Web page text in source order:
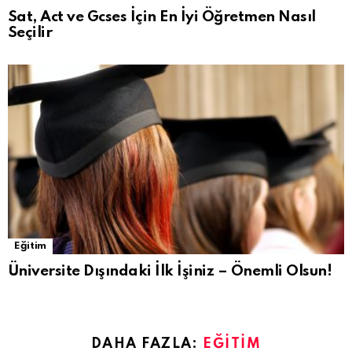
Sat, Act ve Gcses İçin En İyi Öğretmen Nasıl
Seçilir
Eğitim
Üniversite Dışındaki İlk İşiniz – Önemli Olsun!
DAHA FAZLA: EĞITIM